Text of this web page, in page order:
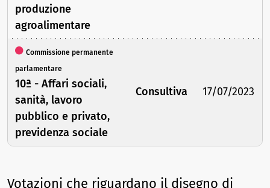
produzione
agroalimentare
Commissione permanente
parlamentare
10ª - Affari sociali,
sanità, lavoro
pubblico e privato,
previdenza sociale
Consultiva 17/07/2023
Votazioni che riguardano il disegno di